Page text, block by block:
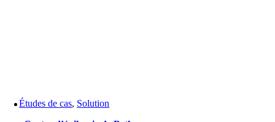
Études de cas, Solution